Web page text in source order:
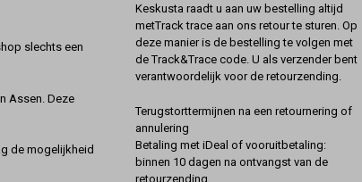
slechts een
Assen. Deze
de mogelijkheid
Keskusta raadt u aan uw bestelling altijd
metTrack trace aan ons retour te sturen. Op
deze manier is de bestelling te volgen met
de Track&Trace code. U als verzender bent
verantwoordelijk voor de retourzending.
Terugstorttermijnen na een retournering of
annulering
Betaling met iDeal of vooruitbetaling:
binnen 10 dagen na ontvangst van de
retourzending